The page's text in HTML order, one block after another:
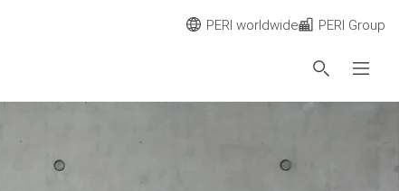
PERI worldwide PERI Group